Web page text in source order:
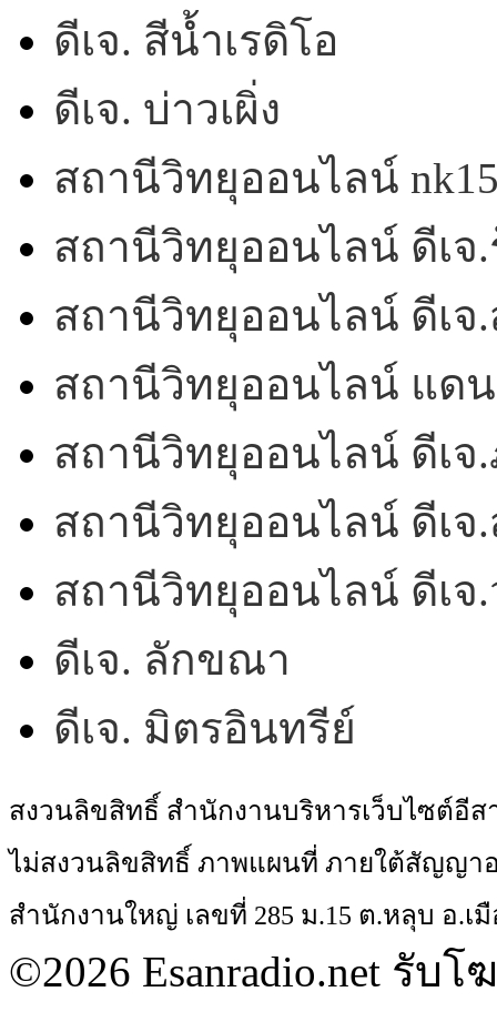
ดีเจ. สีน้ำเรดิโอ
ดีเจ. บ่าวเผิ่ง
สถานีวิทยุออนไลน์
สถานีวิทยุออนไลน์ ดีเจ
สถานีวิทยุออนไลน์ ดีเ
สถานีวิทยุออนไลน์ แดน
สถานีวิทยุออนไลน์ ดีเจ
สถานีวิทยุออนไลน์ ดีเจ
สถานีวิทยุออนไลน์ ดีเ
ดีเจ. ลักขณา
ดีเจ. มิตรอินทรีย์
สงวนลิขสิทธิ์ สำนักงานบริหารเว็บไซต์อีส
ไม่สงวนลิขสิทธิ์ ภาพแผนที่ ภายใต้สัญญ
สำนักงานใหญ่ เลขที่ 285 ม.15 ต.หลุบ อ.เ
©2026 Esanradio.net รับ